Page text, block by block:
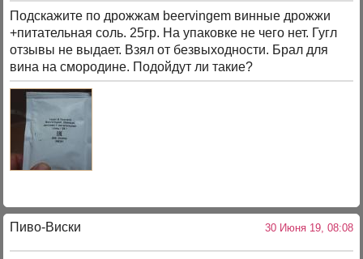
Подскажите по дрожжам beervingem винные дрожжи
+питательная соль. 25гр. На упаковке не чего нет. Гугл
отзывы не выдает. Взял от безвыходности. Брал для
вина на смородине. Подойдут ли такие?
Пиво-Виски 30 Июня 19, 08:08